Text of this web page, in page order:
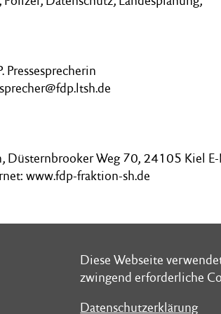
Diese Webseite
zwingend erforderliche
Datenschutzerklärung
Diese Webseite
zwingend erforderliche
Datenschutzerklärung
Pressesprecherin
Düsternbrooker Weg 70, 24105 Kiel
www.fdp-fraktion-sh.de